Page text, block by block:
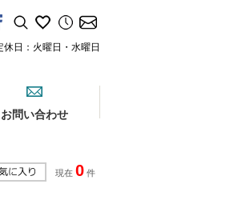
日：火曜日・水曜日
お問い合わせ
現在 0 件